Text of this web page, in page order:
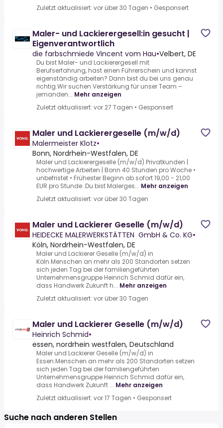
Zuletzt aktualisiert: vor über 30 Tagen • Gesponsert
Maler- und Lackierergesell:in gesucht |
Eigenverantwortlich
die farbschmiede Vincent vom Hau•Velbert, DE
Du bist Maler- und Lackierergesell mit
Berufserfahrung, hast einen Führerschein und kannst
eigenständig arbeiten? Dann bist du bei uns genau
richtig.Wir suchen Verstärkung für unser Team –
jemanden... Mehr anzeigen
Zuletzt aktualisiert: vor 27 Tagen • Gesponsert
Maler und Lackierergeselle (m/w/d)
Malermeister Klotz•
Bonn, Nordrhein-Westfalen, DE
Maler und Lackierergeselle (m/w/d) Privatkunden |
hochwertige Arbeiten | Bonn 40 Stunden pro Woche •
unbefristet • Frühester Beginn ab sofort 19,00 - 21,00
EUR pro Stunde .Du bist Malerges... Mehr anzeigen
Zuletzt aktualisiert: vor über 30 Tagen
Maler und Lackierer Geselle (m/w/d)
HEIDECKE MALERWERKSTÄTTEN GmbH & Co. KG•
Köln, Nordrhein-Westfalen, DE
Maler und Lackierer Geselle (m/w/d) in
Köln.Menschen an mehr als 200 Standorten setzen
sich jeden Tag bei der familiengeführten
Unternehmensgruppe Heinrich Schmid dafür ein,
dass Handwerk Zukunft h... Mehr anzeigen
Zuletzt aktualisiert: vor über 30 Tagen
Maler und Lackierer Geselle (m/w/d)
Heinrich Schmid•
essen, nordrhein westfalen, Deutschland
Maler und Lackierer Geselle (m/w/d) in
Essen.Menschen an mehr als 200 Standorten setzen
sich jeden Tag bei der familiengeführten
Unternehmensgruppe Heinrich Schmid dafür ein,
dass Handwerk Zukunft ... Mehr anzeigen
Zuletzt aktualisiert: vor 17 Tagen • Gesponsert
Suche nach anderen Stellen